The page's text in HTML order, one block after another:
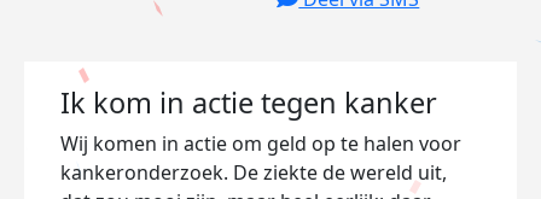
Ik kom in actie tegen kanker
Wij komen in actie om geld op te halen voor
kankeronderzoek. De ziekte de wereld uit,